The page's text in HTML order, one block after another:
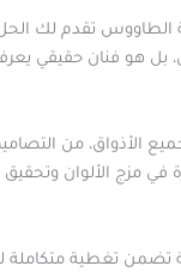
تقدم لك الحل
هو فنان حقيقي
من التصاميم
في مزج الألوان
تغطية متكاملة